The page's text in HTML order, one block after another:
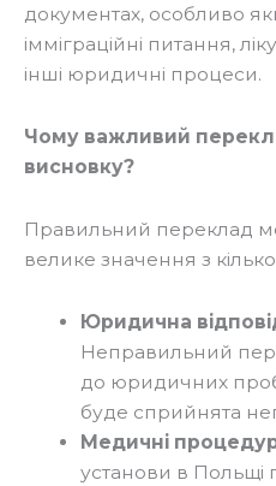
документах, особливо
імміграційні питання,
інші юридичні процеси.
Чому важливий
висновку?
Правильний переклад
велике значення з
Юридична
Неправильний
до юридичних
буде сприйнята
Медичні
установи в Польщі